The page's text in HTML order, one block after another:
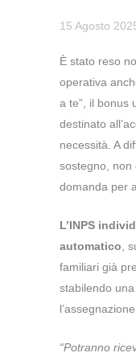
15 Agosto
È stato reso
operativa
a te”, il bonus
destinato
necessità. A
sostegno, non
domanda per
L’INPS
automatico,
familiari già
stabilendo
“Potranno